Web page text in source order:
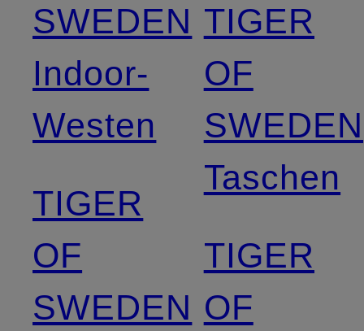
SWEDEN
Indoor-
Westen
TIGER
OF
SWEDEN
TIGER
OF
SWEDEN
Taschen
TIGER
OF